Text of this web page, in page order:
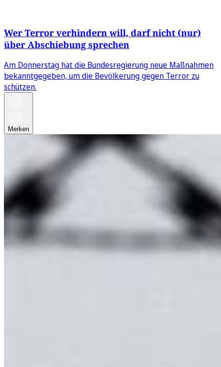
Wer Terror verhindern will, darf nicht (nur)
über Abschiebung sprechen
Am Donnerstag hat die Bundesregierung neue Maßnahmen
bekanntgegeben, um die Bevölkerung gegen Terror zu
schützen.
Merken